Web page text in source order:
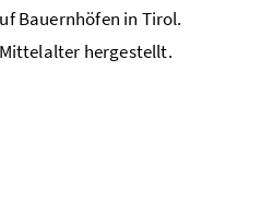
Bauernhöfen in Tirol.
hergestellt.